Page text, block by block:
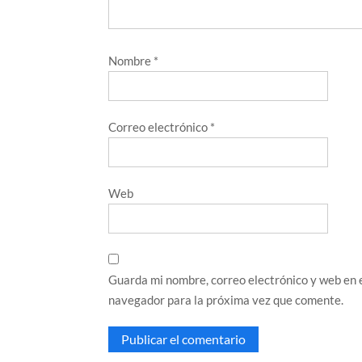
Nombre *
Correo electrónico *
Web
Guarda mi nombre, correo electrónico y web en
navegador para la próxima vez que comente.